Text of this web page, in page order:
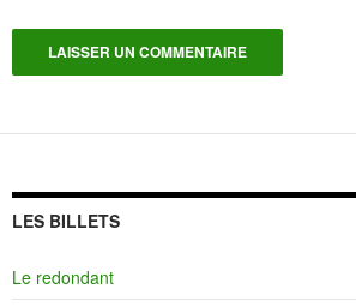
LES BILLETS
Le redondant